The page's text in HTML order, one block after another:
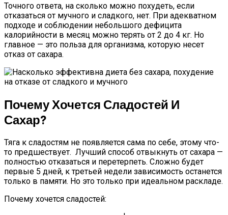
Точного ответа, на сколько можно похудеть, если
отказаться от мучного и сладкого, нет. При адекватном
подходе и соблюдении небольшого дефицита
калорийности в месяц можно терять от 2 до 4 кг. Но
главное — это польза для организма, которую несет
отказ от сахара.
Почему Хочется Сладостей И
Сахар?
Тяга к сладостям не появляется сама по себе, этому что-
то предшествует. Лучший способ отвыкнуть от сахара —
полностью отказаться и перетерпеть. Сложно будет
первые 5 дней, к третьей недели зависимость останется
только в памяти. Но это только при идеальном раскладе.
Почему хочется сладостей: